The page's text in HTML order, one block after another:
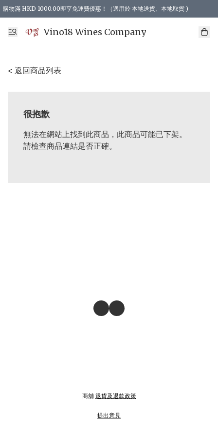
購物滿 HKD 1000.00即享免運費優惠！（適用於 本地送貨、本地取貨 )
Vino18 Wines Company
< 返回商品列表
很抱歉
無法在網站上找到此商品，此商品可能已下架。
請檢查商品連結是否正確。
商舖 退貨及退款政策
提出意見